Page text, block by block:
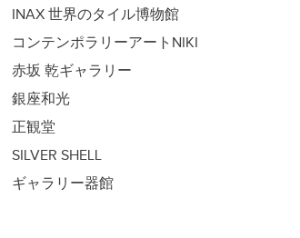
INAX 世界のタイル博物館
コンテンポラリーアートNIKI
赤坂 乾ギャラリー
銀座和光
正観堂
SILVER SHELL
ギャラリー器館